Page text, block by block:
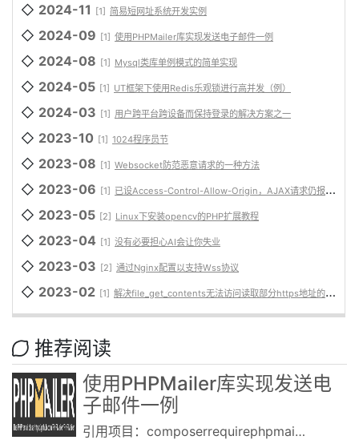
◇ 2024-11 [1] 简易短网址系统开发实例
◇ 2024-09 [1] 使用PHPMailer库实现发送电子邮件一例
◇ 2024-08 [1] Mysql类库单例模式的简单实现
◇ 2024-05 [1] UT框架下使用Redis乐观锁进行高并发（例）
◇ 2024-03 [1] 用户跨平台跨设备而保持登录的解决方案之一
◇ 2023-10 [1] 1024程序员节
◇ 2023-08 [1] Websocket防范恶意请求的一种方法
◇ 2023-06 [1] 已设Access-Control-Allow-Origin，AJAX请求仍报跨域问题的解决
◇ 2023-05 [2] Linux下安装opencv的PHP扩展教程
◇ 2023-04 [1] 没有必要担心AI会让你失业
◇ 2023-03 [2] 通过Nginx配置以支持Wss协议
◇ 2023-02 [1] 解决file_get_contents无法访问读取部分https地址的问题
推荐阅读
使用PHPMailer库实现发送电
子邮件一例
引用项目：composerrequirephpmailer/phpmailer代码片段示例：useP......